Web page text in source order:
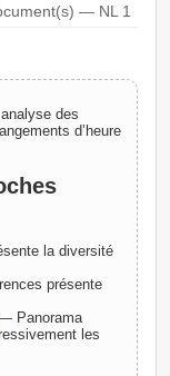
— NL 1
des
d’heure
la diversité
présente
Panorama
les